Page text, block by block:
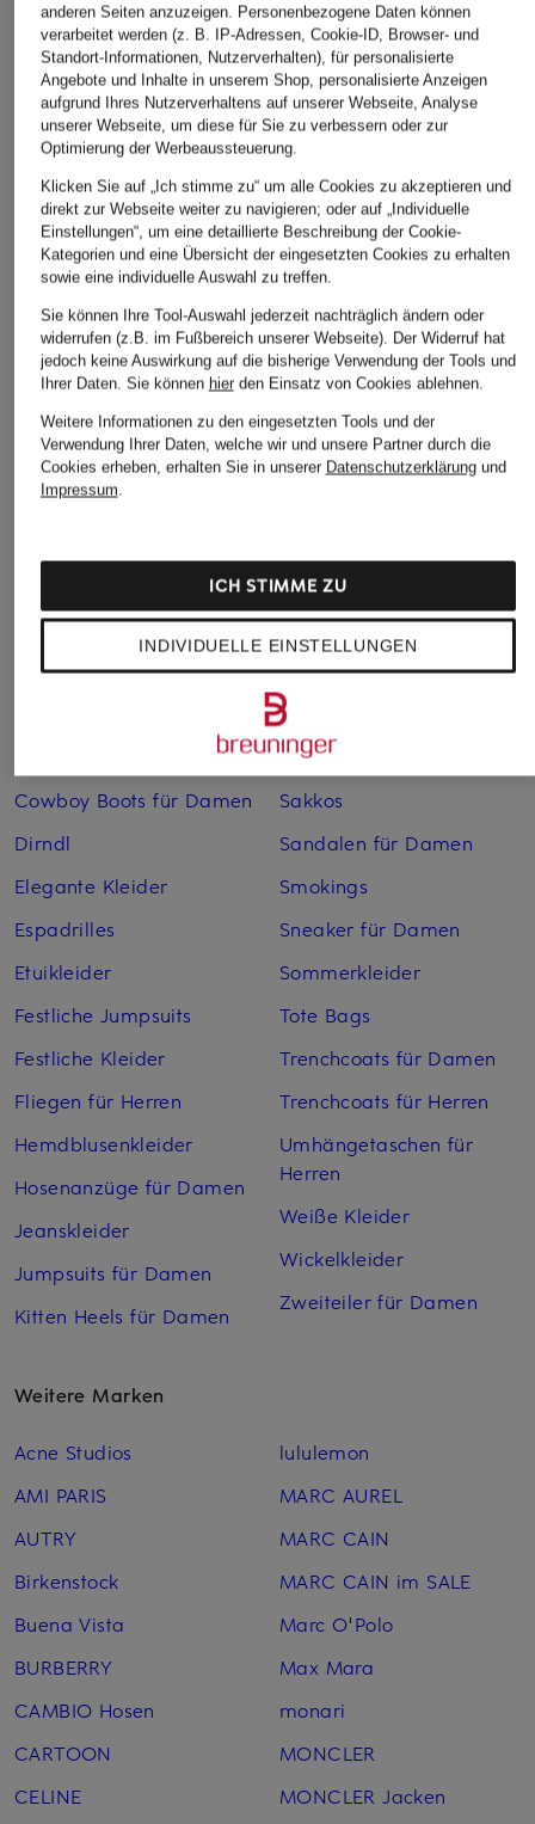
HERNO
Blouson
CHF 299
Ursprünglich:CHF 425
BOSS
Regenjacke
COMMUTER
CHF 159
Ursprünglich: CHF 239
BOGNER
Blouson
Ursprünglich:CHF 625
Weitere Kategorien
Abendkleider
Bademäntel für Herren
Bikinis für Damen
Boleros für Damen
Cowboy Boots für Damen
Dirndl
Elegante Kleider
Espadrilles
Etuikleider
Festliche Jumpsuits
Festliche Kleider
Fliegen für Herren
Hemdblusenkleider
Hosenanzüge für Damen
Jeanskleider
Jumpsuits für Damen
Kitten Heels für Damen
Lederjacken für Herren
Leinenhosen für Herren
Leinenkleider
Maxikleider
Regenmäntel für Damen
Sakkos
Sandalen für Damen
Smokings
Sneaker für Damen
Sommerkleider
Tote Bags
Trenchcoats für Damen
Trenchcoats für Herren
Umhängetaschen für
Herren
Weiße Kleider
Wickelkleider
Zweiteiler für Damen
Weitere Marken
Acne Studios
AMI PARIS
AUTRY
Birkenstock
Buena Vista
BURBERRY
CAMBIO Hosen
CARTOON
CELINE
lululemon
MARC AUREL
MARC CAIN
MARC CAIN im SALE
Marc O'Polo
Max Mara
monari
MONCLER
MONCLER Jacken
anderen Seiten anzuzeigen. Personenbezogene Daten können
verarbeitet werden (z. B. IP-Adressen, Cookie-ID, Browser- und
Standort-Informationen, Nutzerverhalten), für personalisierte
Angebote und Inhalte in unserem Shop, personalisierte Anzeigen
aufgrund Ihres Nutzerverhaltens auf unserer Webseite, Analyse
unserer Webseite, um diese für Sie zu verbessern oder zur
Optimierung der Werbeaussteuerung.
Klicken Sie auf „Ich stimme zu“ um alle Cookies zu akzeptieren und
direkt zur Webseite weiter zu navigieren; oder auf „Individuelle
Einstellungen“, um eine detaillierte Beschreibung der Cookie-
Kategorien und eine Übersicht der eingesetzten Cookies zu erhalten
sowie eine individuelle Auswahl zu treffen.
Sie können Ihre Tool-Auswahl jederzeit nachträglich ändern oder
widerrufen (z.B. im Fußbereich unserer Webseite). Der Widerruf hat
jedoch keine Auswirkung auf die bisherige Verwendung der Tools und
Ihrer Daten. Sie können hierden Einsatz von Cookies ablehnen.
Weitere Informationen zu den eingesetzten Tools und der
Verwendung Ihrer Daten, welche wir und unsere Partner durch die
Cookies erheben, erhalten Sie in unserer Datenschutzerklärungund
Impressum.
INDIVIDUELLE EINSTELLUNGEN
ICH STIMME ZU